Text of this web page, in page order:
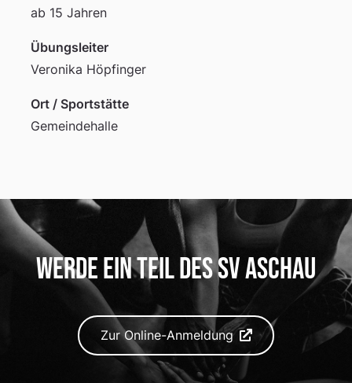
ab 15 Jahren
Übungsleiter
Veronika Höpfinger
Ort / Sportstätte
Gemeindehalle
Werde ein Teil des SV Aschau
Zur Online-Anmeldung